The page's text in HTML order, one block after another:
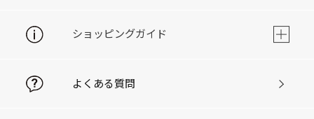
ショッピングガイド
よくある質問